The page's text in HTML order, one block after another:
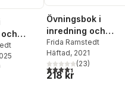
Totalt antal röster:
Övningsbok i
inredning och
styling
Frida Ramstedt
Häftad, 2021
4,4utav 5 stjärnor.
(23)
218 kr